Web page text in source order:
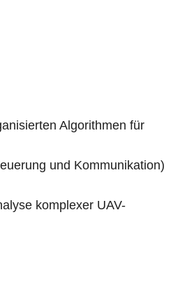
Algorithmen für
und Kommunikation)
komplexer UAV-